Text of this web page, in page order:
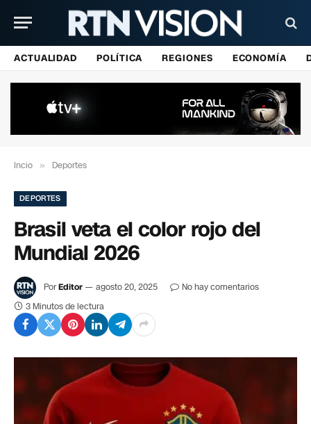
ACTUALIDAD POLÍTICA REGIONES ECONOMÍA
Incio » Deportes
DEPORTES
Brasil veta el color rojo del
Mundial 2026
PorEditor agosto 20, 2025
No hay comentarios
3 Minutos de lectura